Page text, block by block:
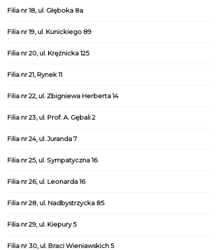
Filia nr 18, ul. Głęboka 8a
Filia nr 19, ul. Kunickiego 89
Filia nr 20, ul. Krężnicka 125
Filia nr 21, Rynek 11
Filia nr 22, ul. Zbigniewa Herberta 14
Filia nr 23, ul. Prof. A. Gębali 2
Filia nr 24, ul. Juranda 7
Filia nr 25, ul. Sympatyczna 16
Filia nr 26, ul. Leonarda 16
Filia nr 28, ul. Nadbystrzycka 85
Filia nr 29, ul. Kiepury 5
Filia nr 30, ul. Braci Wieniawskich 5